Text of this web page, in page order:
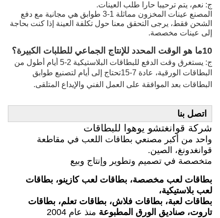
ج: نعم، يتم ترحيبا حارا طلب العينات.
المصنع عينات المخزون مماثلة 1-3 طوابق هي مجانية مع دفع
الشحن فقط، يرجى التحقق معنا حول تكلفة العينة إذا كنت بحاجة
إلى عينات مخصصة.
10ما هو الوقت المحدد للإنتاج الجماعي للطلبات الكبيرة؟
ج: يستغرق وقت الدفع للبطاقات البلاستيكية 2-5 أيام أطول من
البطاقات الورقية، عادة 7-15
تحتاج إلى أيام لتصنيع طوابق
البطاقات بعد الموافقة على العمل الفني والإيداع المتلقى.
اتصل بنا
شركة قوانغتشو يوهوا للبطاقات
واحد من أكبر مصنعي بطاقات اللعب في مقاطعة
قوانغدونغ، الصين.
متخصصة في تصميم وتطوير وإنتاج وبيع
بطاقات لعب مخصصة، بطاقات لعب كازينو، بطاقات
لعب بلاستيكية،
بطاقات لعبة، بطاقات فلاش، بطاقات تعلم، بطاقات
تاروت، صناديق الورق المطبوعة منذ عام 2004